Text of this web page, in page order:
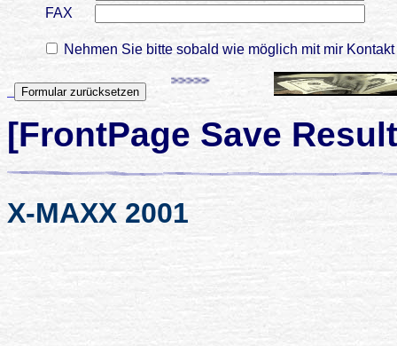
FAX
Nehmen Sie bitte sobald wie möglich mit mir Kontakt
[FrontPage Save
X-MAXX 2001